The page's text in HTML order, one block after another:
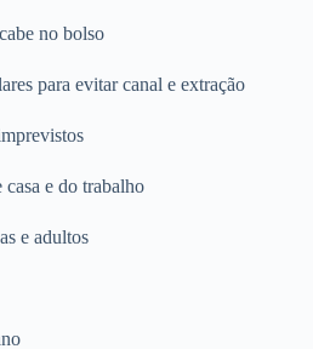
no bolso
para evitar canal e extração
e do trabalho
e adultos